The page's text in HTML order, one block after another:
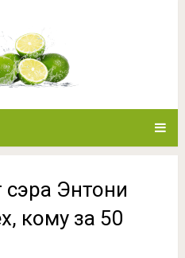
Энтони
кому за 50